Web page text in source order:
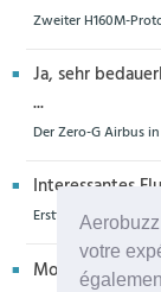
votre
Zweiter H160M-
Ja, sehr
...
Der Zero-G Airbus
Interessantes
Erstflug der Piper
Moin aus